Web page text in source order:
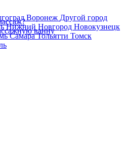
Воронеж Другой город
Нижний Новгород Новокузнецк
СамараТольятти Томск
ванну